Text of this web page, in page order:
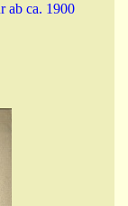
ab ca. 1900